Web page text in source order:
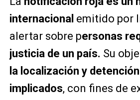
internacional emitido por
alertar sobre personas
justicia de un país. Su
la localización y
implicados, con fines de